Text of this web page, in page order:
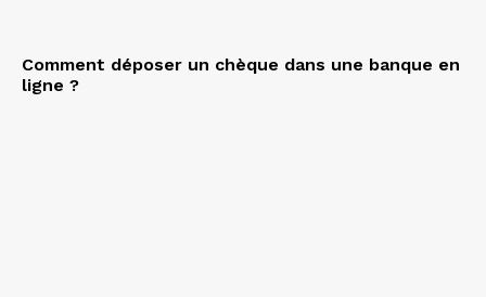
Comment déposer un chèque dans une banque en
ligne ?